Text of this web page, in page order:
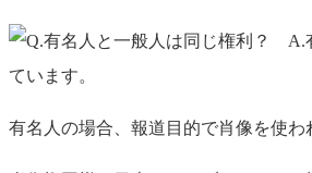
有名人の場合、報道目的で肖像を使